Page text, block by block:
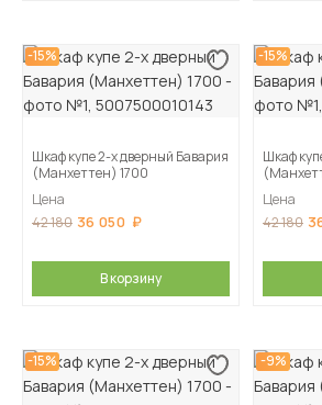
-15%
Шкаф купе 2-х дверный Бавария
(Манхеттен) 1700
Цена
42 180 36 050
В корзину
-15%
Шкаф
Цена
42 180
-15% -9%